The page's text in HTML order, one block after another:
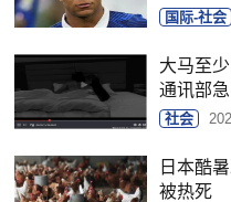
国际-社会
大马至
通讯部
社会
日本酷
被热死